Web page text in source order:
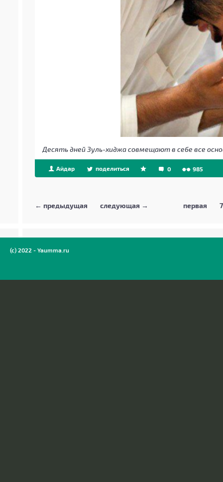
Десять дней Зуль-хиджа совмещают в себе все
Айдар поделиться 0 985
← предыдущая следующая → первая
(c) 2022 - Yaumma.ru